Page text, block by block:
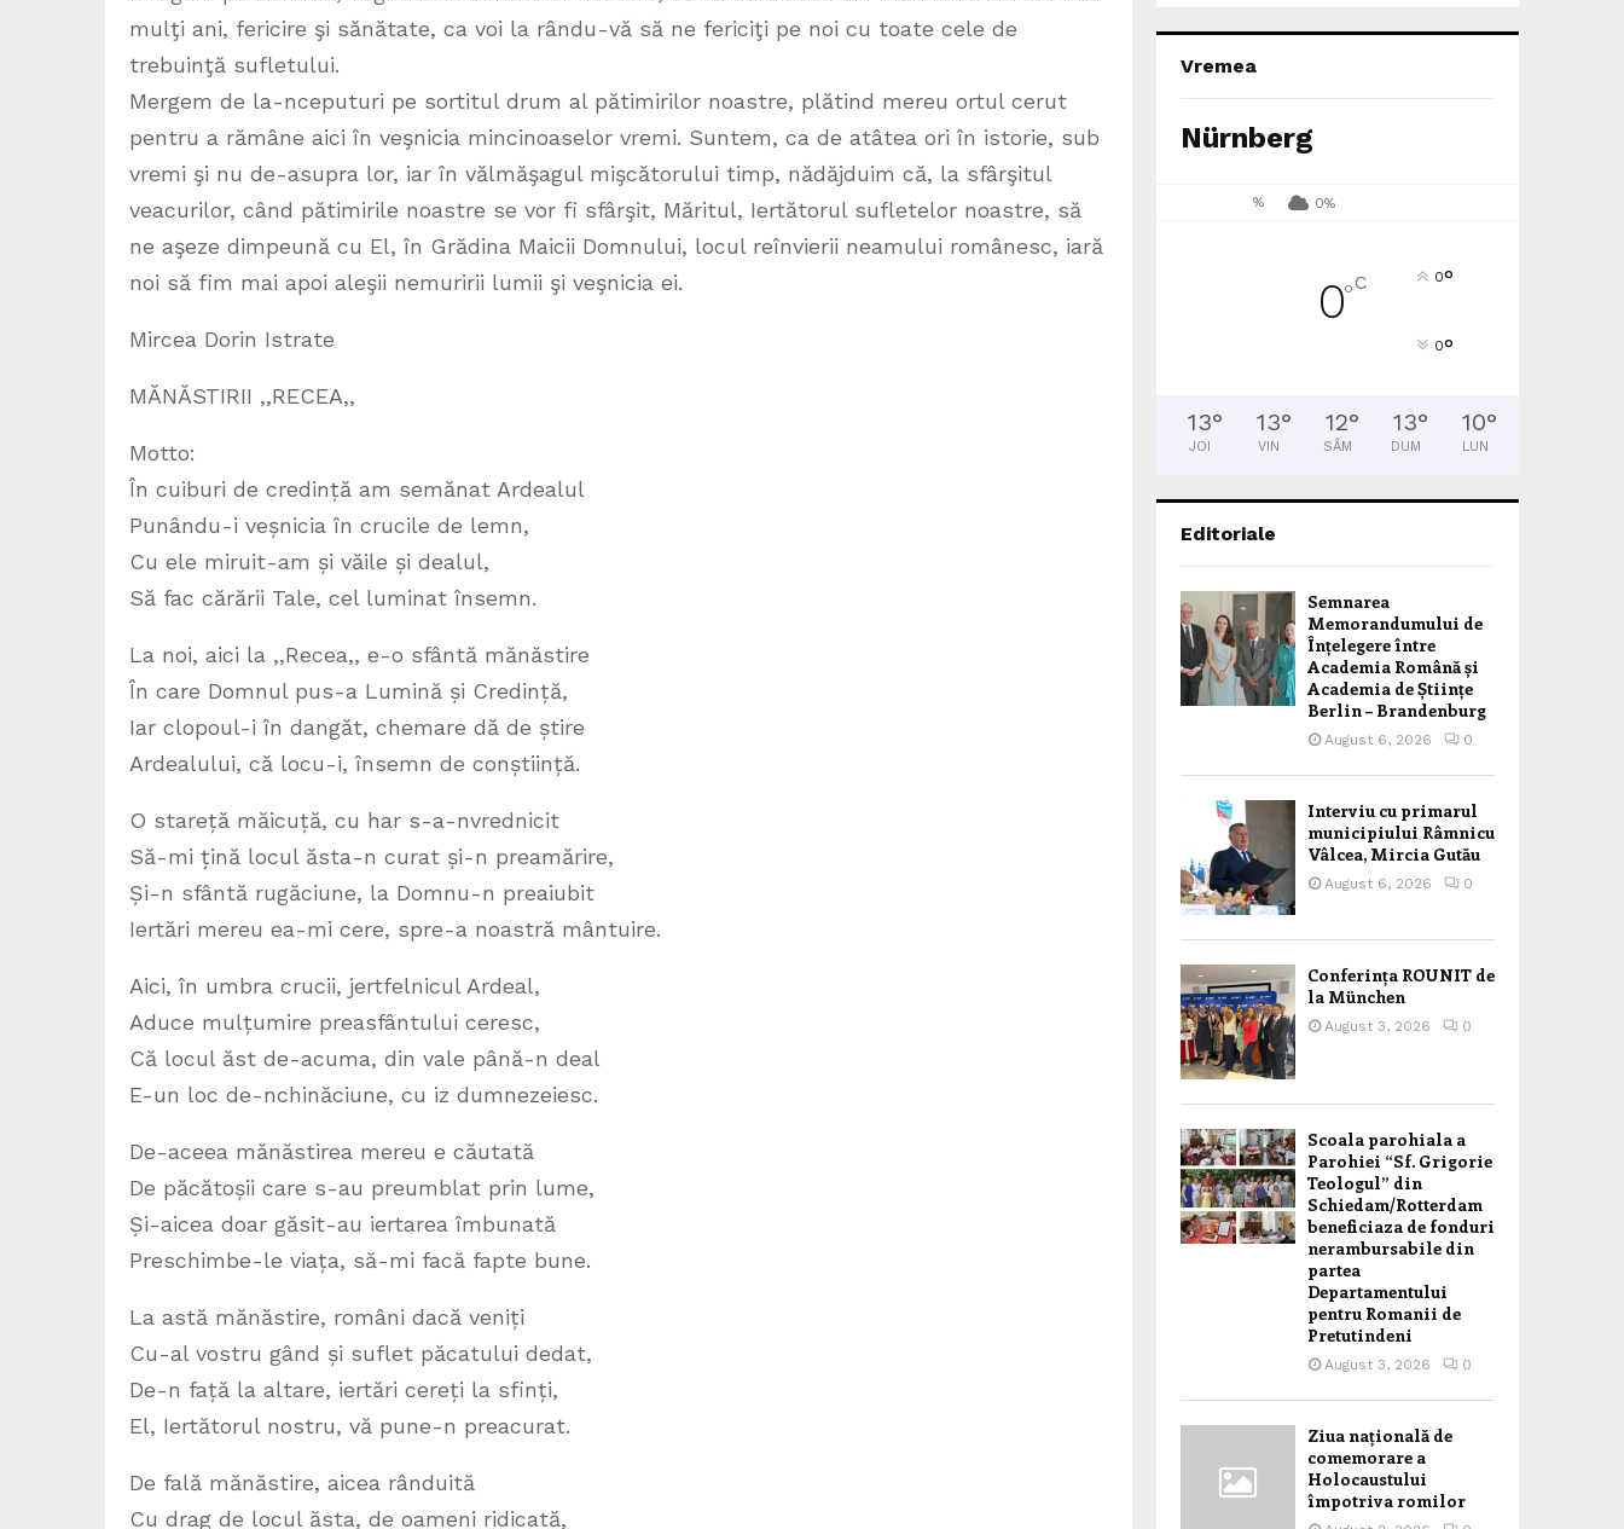
mulţi ani, fericire şi sănătate, ca voi la rându-vă să ne fericiţi pe noi cu toate cele de
trebuinţă sufletului.
Mergem de la-nceputuri pe sortitul drum al pătimirilor noastre, plătind mereu ortul cerut
pentru a rămâne aici în veşnicia mincinoaselor vremi. Suntem, ca de atâtea ori în istorie, sub
vremi şi nu de-asupra lor, iar în vălmăşagul mişcătorului timp, nădăjduim că, la sfârşitul
veacurilor, când pătimirile noastre se vor fi sfârşit, Măritul, Iertătorul sufletelor noastre, să
ne aşeze dimpeună cu El, în Grădina Maicii Domnului, locul reînvierii neamului românesc, iară
noi să fim mai apoi aleşii nemuririi lumii şi veşnicia ei.
Mircea Dorin Istrate
MĂNĂSTIRII ,,RECEA,,
Motto:
În cuiburi de credință am semănat Ardealul
Punându-i veșnicia în crucile de lemn,
Cu ele miruit-am și văile și dealul,
Să fac cărării Tale, cel luminat însemn.
La noi, aici la ,,Recea,, e-o sfântă mănăstire
În care Domnul pus-a Lumină și Credință,
Iar clopoul-i în dangăt, chemare dă de știre
Ardealului, că locu-i, însemn de conștiință.
O stareță măicuță, cu har s-a-nvrednicit
Să-mi țină locul ăsta-n curat și-n preamărire,
Și-n sfântă rugăciune, la Domnu-n preaiubit
Iertări mereu ea-mi cere, spre-a noastră mântuire.
Aici, în umbra crucii, jertfelnicul Ardeal,
Aduce mulțumire preasfântului ceresc,
Că locul ăst de-acuma, din vale până-n deal
E-un loc de-nchinăciune, cu iz dumnezeiesc.
De-aceea mănăstirea mereu e căutată
De păcătoșii care s-au preumblat prin lume,
Și-aicea doar găsit-au iertarea îmbunată
Preschimbe-le viața, să-mi facă fapte bune.
La astă mănăstire, români dacă veniți
Cu-al vostru gând și suflet păcatului dedat,
De-n față la altare, iertări cereți la sfinți,
El, Iertătorul nostru, vă pune-n preacurat.
De fală mănăstire, aicea rânduită
Cu drag de locul ăsta, de oameni ridicată,
Vremea
Nürnberg
% 0%
0°C 0°
0°
13°
JOI
13°
VIN
12°
SÂM
13°
DUM
10°
LUN
Editoriale
Semnarea
Memorandumului de
Înțelegere între
Academia Română și
Academia de Științe
Berlin – Brandenburg
August 6, 2026 0
Interviu cu primarul
municipiului Râmnicu
Vâlcea, Mircia Gutău
August 6, 2026 0
Conferința ROUNIT de
la München
August 3, 2026 0
Scoala parohiala a
Parohiei “Sf. Grigorie
Teologul” din
Schiedam/Rotterdam
beneficiaza de fonduri
nerambursabile din
partea
Departamentului
pentru Romanii de
Pretutindeni
August 3, 2026 0
Ziua națională de
comemorare a
Holocaustului
împotriva romilor